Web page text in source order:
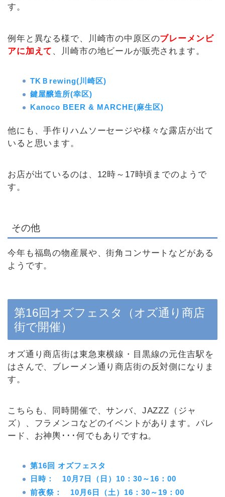
す。
例年と異なる様で、川崎市の中原区のブレーメンビ
アに加えて 、川崎市の地ビールが販売されます。
TKＢrewing(川崎区)
鍵屋醸造所(幸区)
Kanoco BEER & MARCHE(麻生区)
他にも、手作りハムソーセージや様々な露店が出て
いると思います。
お店が出ているのは、12時～17時頃までのようで
す。
その他
今年も福島の物産展や、街角コンサートなどがある
ようです。
第16回オズフェスタ（オズ通り商店
街で開催）
オズ通り商店街は東急東横線・目黒線の元住吉駅を
はさんで、ブレーメン通り商店街の反対側になりま
す。
こちらも、同時開催で、サンバ、JAZZZ（ジャ
ズ）、フラメンコなどのイベントがあります。パレ
ード、お神輿･･･何でもありですね。
第16回 オズフェスタ
日時： 10月7日（日）10：30～16：00
前夜祭： 10月6日（土）16：30～19：00